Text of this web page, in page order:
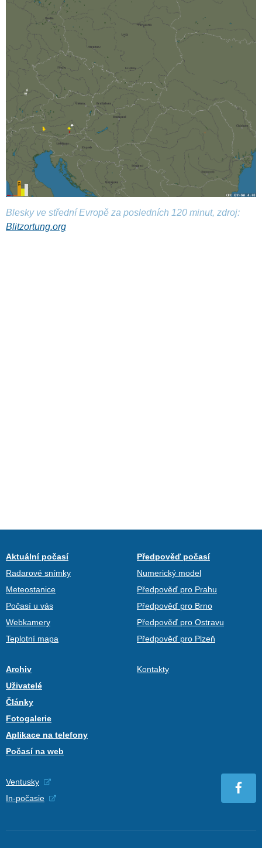
Blesky ve střední Evropě za posledních 120 minut, zdroj:
Blitzortung.org
Aktuální počasí
Radarové snímky
Meteostanice
Počasí u vás
Webkamery
Teplotní mapa
Předpověď počasí
Numerický model
Předpověď pro Prahu
Předpověď pro Brno
Předpověď pro Ostravu
Předpověď pro Plzeň
Archiv
Uživatelé
Články
Fotogalerie
Aplikace na telefony
Počasí na web
Kontakty
Ventusky
In-počasie